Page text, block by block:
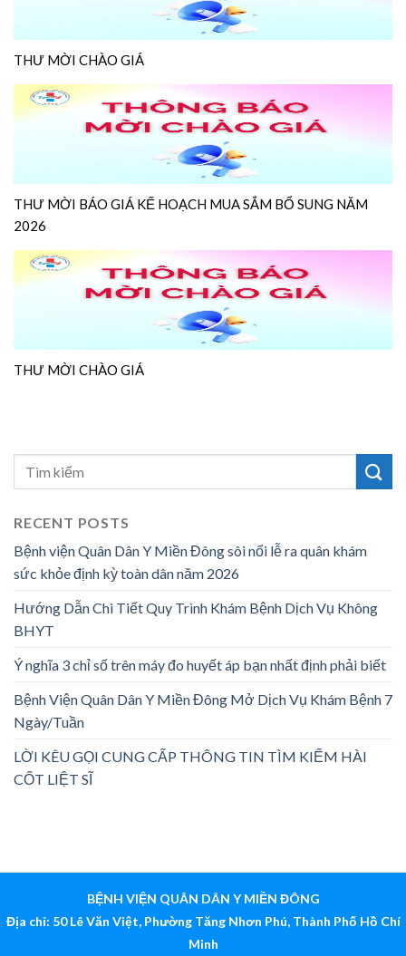
THƯ MỜI CHÀO GIÁ
THƯ MỜI BÁO GIÁ KẾ HOẠCH MUA SẮM BỔ SUNG NĂM
2026
THƯ MỜI CHÀO GIÁ
RECENT POSTS
Bệnh viện Quân Dân Y Miền Đông sôi nổi lễ ra quân khám
sức khỏe định kỳ toàn dân năm 2026
Hướng Dẫn Chi Tiết Quy Trình Khám Bệnh Dịch Vụ Không
BHYT
Ý nghĩa 3 chỉ số trên máy đo huyết áp bạn nhất định phải biết
Bệnh Viện Quân Dân Y Miền Đông Mở Dịch Vụ Khám Bệnh 7
Ngày/Tuần
LỜI KÊU GỌI CUNG CẤP THÔNG TIN TÌM KIẾM HÀI
CỐT LIỆT SĨ
BỆNH VIỆN QUÂN DÂN Y MIỀN ĐÔNG
Địa chỉ: 50 Lê Văn Việt, Phường Tăng Nhơn Phú, Thành Phố Hồ Chí
Minh